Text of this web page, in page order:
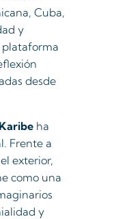
Cuba,
y
plataforma
desde
ha
Frente a
exterior,
como una
y